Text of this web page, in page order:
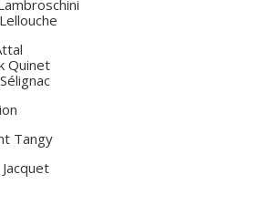
Quinet
Tangy